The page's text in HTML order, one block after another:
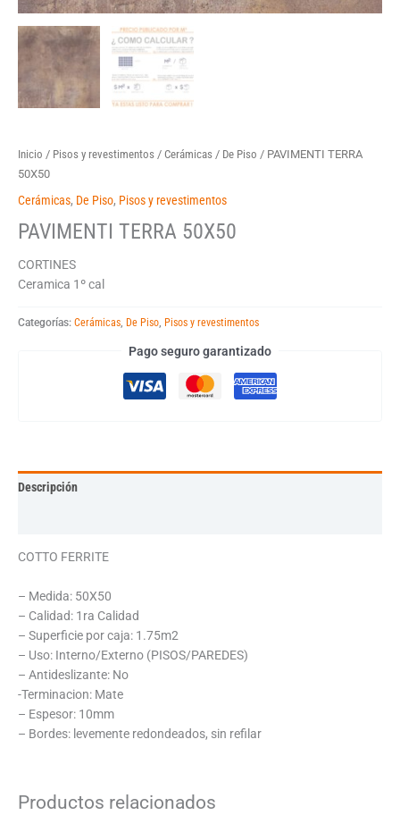
Inicio / Pisos y revestimentos / Cerámicas / De Piso / PAVIMENTI TERRA
50X50
Cerámicas, De Piso, Pisos y revestimentos
PAVIMENTI TERRA 50X50
CORTINES
Ceramica 1º cal
Categorías: Cerámicas De Piso Pisos y revestimentos
Pago seguro garantizado
Descripción
COTTO FERRITE
– Medida: 50X50
– Calidad: 1ra Calidad
– Superficie por caja: 1.75m2
– Uso: Interno/Externo (PISOS/PAREDES)
– Antideslizante: No
-Terminacion: Mate
– Espesor: 10mm
– Bordes: levemente redondeados, sin refilar
Productos relacionados